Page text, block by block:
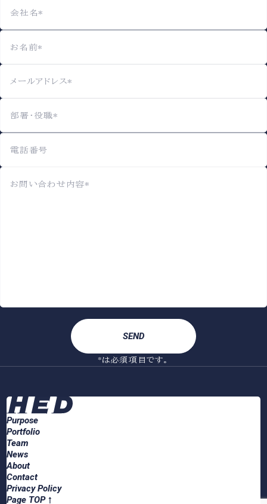
*は必須項目です。
Purpose
Portfolio
Team
News
About
Contact
Privacy Policy
Page TOP